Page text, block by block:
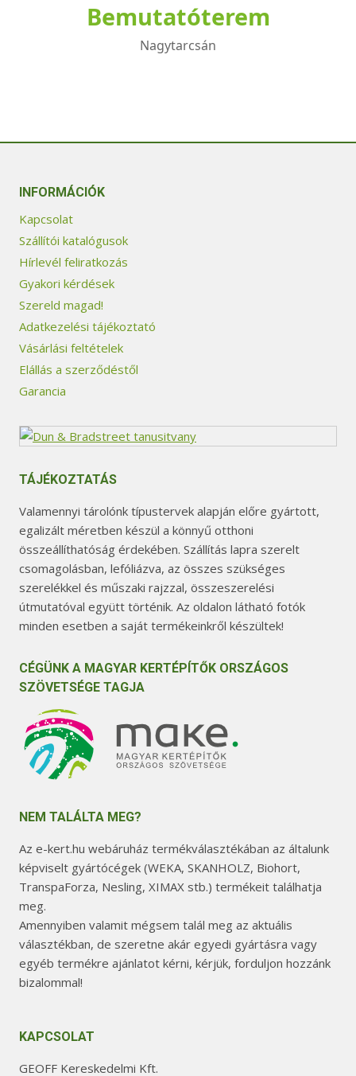
Bemutatóterem
Nagytarcsán
INFORMÁCIÓK
Kapcsolat
Szállítói katalógusok
Hírlevél feliratkozás
Gyakori kérdések
Szereld magad!
Adatkezelési tájékoztató
Vásárlási feltételek
Elállás a szerződéstől
Garancia
TÁJÉKOZTATÁS
Valamennyi tárolónk típustervek alapján előre gyártott,
egalizált méretben készül a könnyű otthoni
összeállíthatóság érdekében. Szállítás lapra szerelt
csomagolásban, lefóliázva, az összes szükséges
szerelékkel és műszaki rajzzal, összeszerelési
útmutatóval együtt történik. Az oldalon látható fotók
minden esetben a saját termékeinkről készültek!
CÉGÜNK A MAGYAR KERTÉPÍTŐK ORSZÁGOS
SZÖVETSÉGE TAGJA
NEM TALÁLTA MEG?
Az e-kert.hu webáruház termékválasztékában az általunk
képviselt gyártócégek (WEKA, SKANHOLZ, Biohort,
TranspaForza, Nesling, XIMAX stb.) termékeit találhatja
meg.
Amennyiben valamit mégsem talál meg az aktuális
választékban, de szeretne akár egyedi gyártásra vagy
egyéb termékre ajánlatot kérni, kérjük, forduljon hozzánk
bizalommal!
KAPCSOLAT
GEOFF Kereskedelmi Kft.